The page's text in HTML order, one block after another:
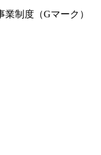
制度（Gマーク）